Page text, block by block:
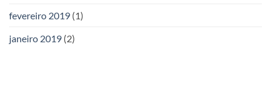
fevereiro 2019 (1)
janeiro 2019 (2)